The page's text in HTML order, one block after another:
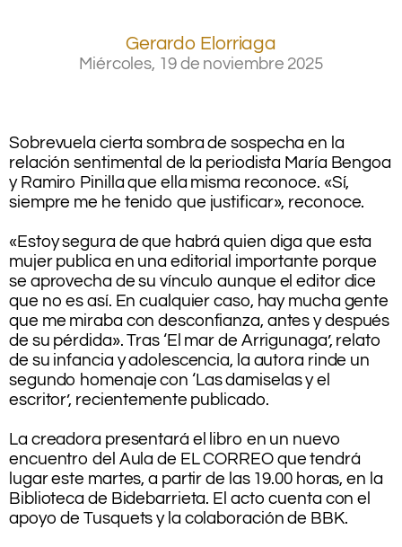
Gerardo Elorriaga
Miércoles, 19 de noviembre 2025
Sobrevuela cierta sombra de sospecha en la
relación sentimental de la periodista María Bengoa
y Ramiro Pinilla que ella misma reconoce. «Sí,
siempre me he tenido que justificar», reconoce.
«Estoy segura de que habrá quien diga que esta
mujer publica en una editorial importante porque
se aprovecha de su vínculo aunque el editor dice
que no es así. En cualquier caso, hay mucha gente
que me miraba con desconfianza, antes y después
de su pérdida». Tras ‘El mar de Arrigunaga’, relato
de su infancia y adolescencia, la autora rinde un
segundo homenaje con ‘Las damiselas y el
escritor’, recientemente publicado.
La creadora presentará el libro en un nuevo
encuentro del Aula de EL CORREO que tendrá
lugar este martes, a partir de las 19.00 horas, en la
Biblioteca de Bidebarrieta. El acto cuenta con el
apoyo de Tusquets y la colaboración de BBK.